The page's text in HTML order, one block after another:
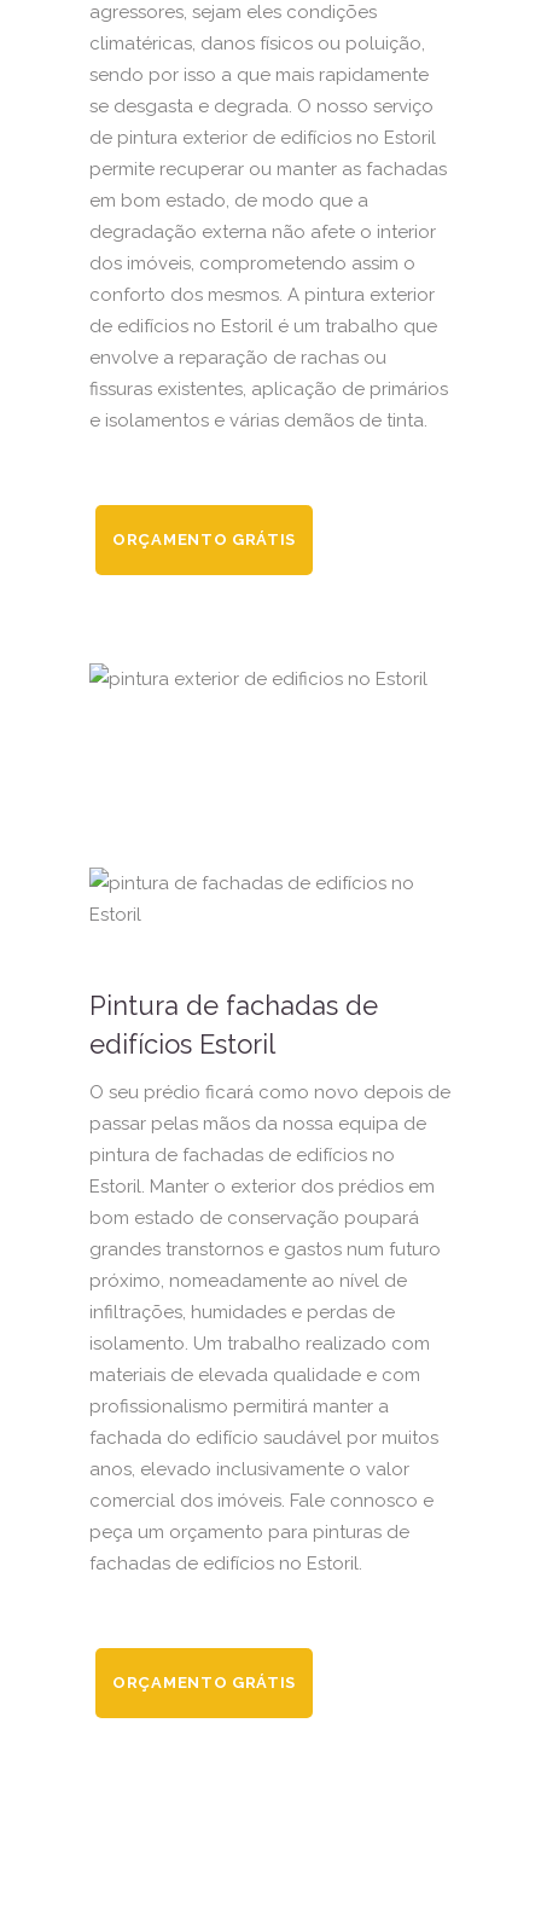
agressores, sejam eles condições
climatéricas, danos físicos ou poluição,
sendo por isso a que mais rapidamente
se desgasta e degrada. O nosso serviço
de pintura exterior de edifícios no Estoril
permite recuperar ou manter as fachadas
em bom estado, de modo que a
degradação externa não afete o interior
dos imóveis, comprometendo assim o
conforto dos mesmos. A pintura exterior
de edifícios no Estoril é um trabalho que
envolve a reparação de rachas ou
fissuras existentes, aplicação de primários
e isolamentos e várias demãos de tinta.
ORÇAMENTO GRÁTIS
Pintura de fachadas de
edifícios Estoril
O seu prédio ficará como novo depois de
passar pelas mãos da nossa equipa de
pintura de fachadas de edifícios no
Estoril. Manter o exterior dos prédios em
bom estado de conservação poupará
grandes transtornos e gastos num futuro
próximo, nomeadamente ao nível de
infiltrações, humidades e perdas de
isolamento. Um trabalho realizado com
materiais de elevada qualidade e com
profissionalismo permitirá manter a
fachada do edifício saudável por muitos
anos, elevado inclusivamente o valor
comercial dos imóveis. Fale connosco e
peça um orçamento para pinturas de
fachadas de edifícios no Estoril.
ORÇAMENTO GRÁTIS